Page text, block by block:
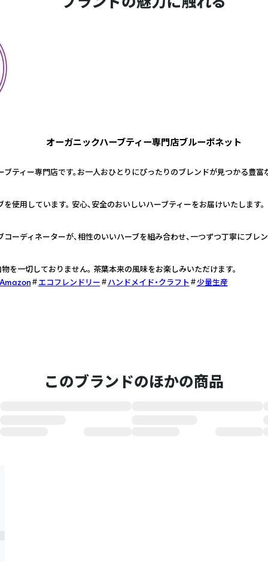
オーガニックハーブティー専門店ブルーボネット
ティー専門店です。お一人おひとりにぴったりのブレンドが見つかる豊富
使用しています。 安心、安全のおいしいハーブティーをお届けいたします。
ーディネーターが、相性のいいハーブを組み合わせ、一つずつ丁寧にブレ
物を一切しておりません。 茶葉本来の風味をお楽しみいただけます。
エコフレンドリー ハンドメイド・クラフト 少量生産
このブランドのほかの商品